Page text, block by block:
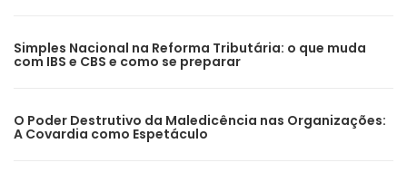
Simples Nacional na Reforma Tributária: o que muda
com IBS e CBS e como se preparar
O Poder Destrutivo da Maledicência nas Organizações:
A Covardia como Espetáculo